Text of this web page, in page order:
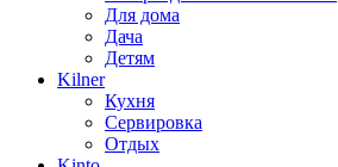
Для дома
Дача
Детям
Kilner
Кухня
Сервировка
Отдых